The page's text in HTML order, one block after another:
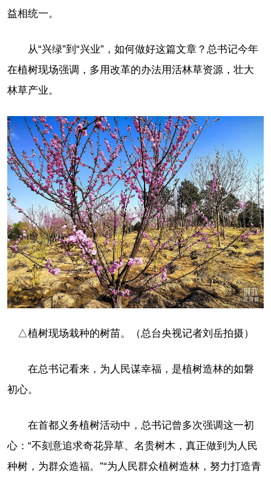
益相统一。
从“兴绿”到“兴业”，如何做好这篇文章？总书记今年
在植树现场强调，多用改革的办法用活林草资源，壮大
林草产业。
△植树现场栽种的树苗。（总台央视记者刘岳拍摄）
在总书记看来，为人民谋幸福，是植树造林的如磐
初心。
在首都义务植树活动中，总书记曾多次强调这一初
心：“不刻意追求奇花异草、名贵树木，真正做到为人民
种树，为群众造福。”“为人民群众植树造林，努力打造青